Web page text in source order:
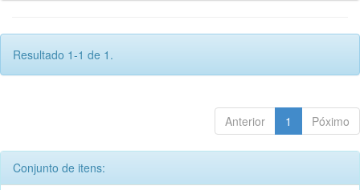
Resultado 1-1 de 1.
Anterior 1 Póximo
Conjunto de itens: